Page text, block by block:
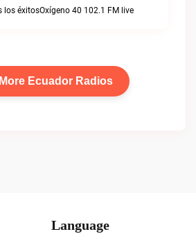
los éxitosOxígeno 40 102.1 FM live
Ecuador Radios
Language